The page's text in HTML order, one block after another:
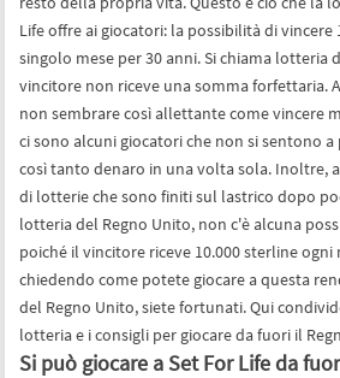
Life offre ai giocatori: la possibilità di vincere
singolo mese per 30 anni. Si chiama lotteria
vincitore non riceve una somma forfettaria.
non sembrare così allettante come vincere
ci sono alcuni giocatori che non si sentono
così tanto denaro in una volta sola. Inoltre,
di lotterie che sono finiti sul lastrico dopo
lotteria del Regno Unito, non c'è alcuna
poiché il vincitore riceve 10.000 sterline ogni
chiedendo come potete giocare a questa
del Regno Unito, siete fortunati. Qui
lotteria e i consigli per giocare da fuori il
Si può giocare a Set For Life da